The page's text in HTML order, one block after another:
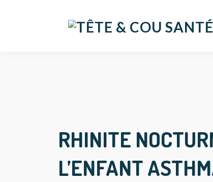
RHINITE
L’ENFANT